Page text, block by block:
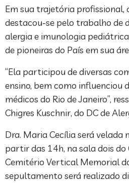
Em sua trajetória profissional,
destacou-se pelo trabalho de
alergia e imunologia
de pioneiras do País em sua
“Ela participou de diversas
ensino, bem como influenciou
médicos do Rio de Janeiro”,
Chigres Kuschnir, do DC de
Dra. Maria Cecília será velada
partir das 14h, na sala dois
Cemitério Vertical Memorial
sepultamento será realizado